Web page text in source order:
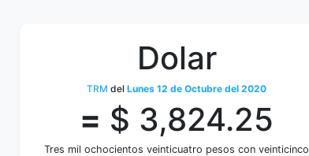
Dolar
TRM del Lunes 12 de Octubre del 2020
= $ 3,824.25
Tres mil ochocientos veinticuatro pesos con veinticinco